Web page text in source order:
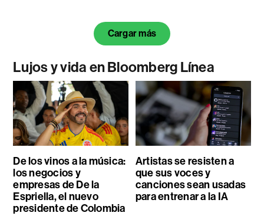
Cargar más
Lujos y vida en Bloomberg Línea
De los vinos a la música:
los negocios y
empresas de De la
Espriella, el nuevo
presidente de Colombia
Artistas se resisten a
que sus voces y
canciones sean usadas
para entrenar a la IA